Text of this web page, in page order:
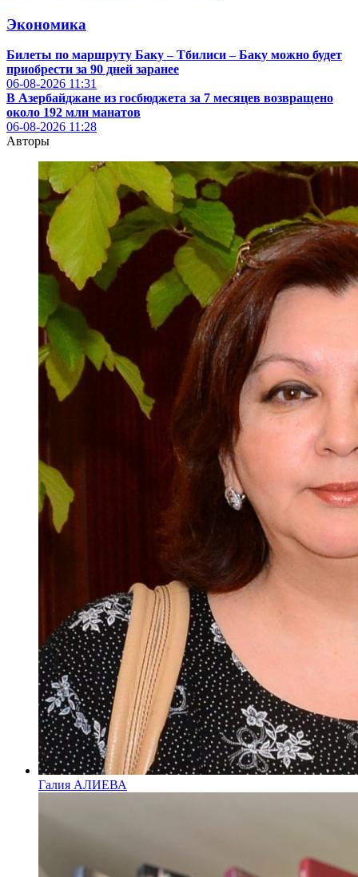
Экономика
Билеты по маршруту Баку – Тбилиси – Баку можно будет
приобрести за 90 дней заранее
06-08-2026 11:31
В Азербайджане из госбюджета за 7 месяцев возвращено
около 192 млн манатов
06-08-2026 11:28
Авторы
Галия АЛИЕВА